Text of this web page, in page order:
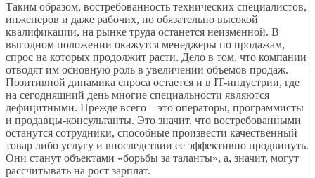
Таким образом, востребованность технических специалистов,
инженеров и даже рабочих, но обязательно высокой
квалификации, на рынке труда останется неизменной. В
выгодном положении окажутся менеджеры по продажам,
спрос на которых продолжит расти. Дело в том, что компании
отводят им основную роль в увеличении объемов продаж.
Позитивной динамика спроса остается и в IT-индустрии, где
на сегодняшний день многие специальности являются
дефицитными. Прежде всего – это операторы, программисты
и продавцы-консультанты. Это значит, что востребованными
останутся сотрудники, способные произвести качественный
товар либо услугу и впоследствии ее эффективно продвинуть.
Они станут объектами «борьбы за таланты», а, значит, могут
рассчитывать на рост зарплат.